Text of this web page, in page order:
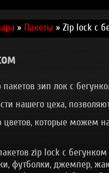
» Пакеты » Zip lock с
пакетов зип лок с
нашего цеха,
которые можем
zip lock с
футболки, джемпер,